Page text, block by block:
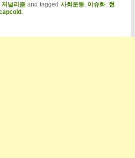
저널리즘 and tagged 사회운동, 이슈화, 현
.